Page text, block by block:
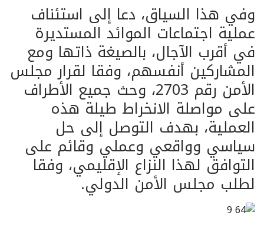
وفي هذا السياق، دعا إلى استئناف
عملية اجتماعات الموائد المستديرة
في أقرب الآجال، بالصيغة ذاتها ومع
المشاركين أنفسهم، وفقا لقرار مجلس
الأمن رقم 2703، وحث جميع الأطراف
على مواصلة الانخراط طيلة هذه
العملية، بهدف التوصل إلى حل
سياسي وواقعي وعملي وقائم على
التوافق لهذا النزاع الإقليمي، وفقا
لطلب مجلس الأمن الدولي.